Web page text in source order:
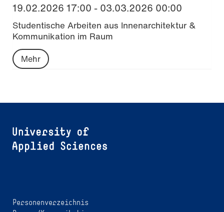
19.02.2026 17:00 - 03.03.2026 00:00
Studentische Arbeiten aus Innenarchitektur &
Kommunikation im Raum
Mehr
Personenverzeichnis